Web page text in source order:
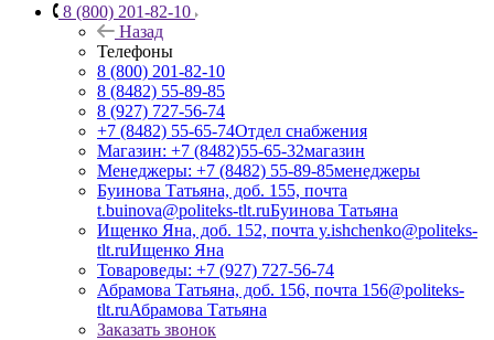
8 (800) 201-82-10
Назад
Телефоны
8 (800) 201-82-10
8 (8482) 55-89-85
8 (927) 727-56-74
+7 (8482) 55-65-74Отдел снабжения
Магазин: +7 (8482)55-65-32магазин
Менеджеры: +7 (8482) 55-89-85менеджеры
Буинова Татьяна, доб. 155, почта
t.buinova@politeks-tlt.ruБуинова Татьяна
Ищенко Яна, доб. 152, почта y.ishchenko@politeks-
tlt.ruИщенко Яна
Товароведы: +7 (927) 727-56-74
Абрамова Татьяна, доб. 156, почта 156@politeks-
tlt.ruАбрамова Татьяна
Заказать звонок